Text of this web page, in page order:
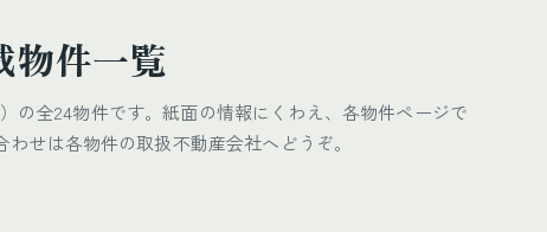
物件一覧
の全24物件です。紙面の情報にくわえ、各物件ページで
せは各物件の取扱不動産会社へどうぞ。